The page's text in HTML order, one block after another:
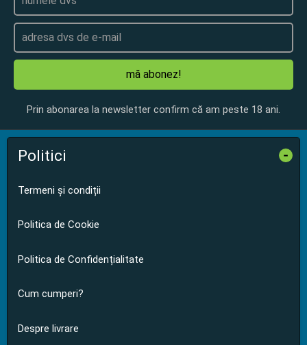
mă abonez!
Prin abonarea la newsletter confirm că am peste 18 ani.
Politici -
Termeni și condiții
Politica de Cookie
Politica de Confidențialitate
Cum cumperi?
Despre livrare